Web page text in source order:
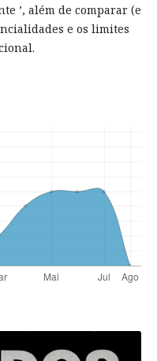
’, além de comparar (e
e os limites